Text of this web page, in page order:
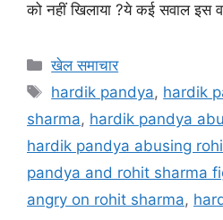
को नहीं खिलाया ?ये कई सवाल इस
खेल समाचार
hardik pandya, hardik
sharma, hardik pandya
hardik pandya abusing
pandya and rohit sharma
angry on rohit sharma,